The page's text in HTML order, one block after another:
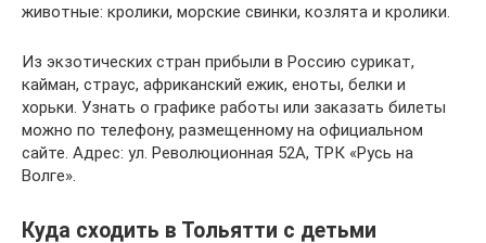
животные: кролики, морские свинки, козлята и кролики.
Из экзотических стран прибыли в Россию сурикат,
кайман, страус, африканский ежик, еноты, белки и
хорьки. Узнать о графике работы или заказать билеты
можно по телефону, размещенному на официальном
сайте. Адрес: ул. Революционная 52А, ТРК «Русь на
Волге».
Куда сходить в Тольятти с детьми